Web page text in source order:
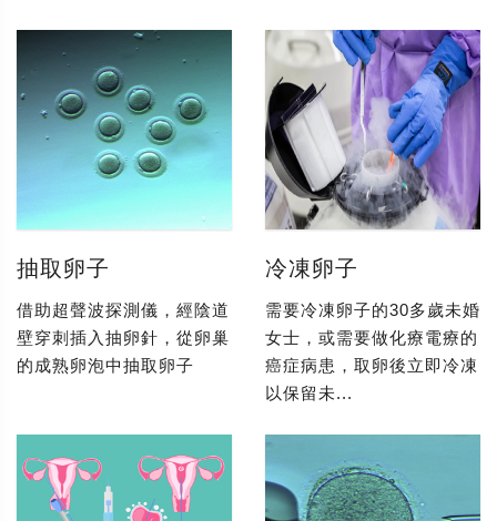
抽取卵子
借助超聲波探測儀，經陰道
壁穿刺插入抽卵針，從卵巢
的成熟卵泡中抽取卵子
冷凍卵子
需要冷凍卵子的30多歲未婚
女士，或需要做化療電療的
癌症病患，取卵後立即冷凍
以保留未...